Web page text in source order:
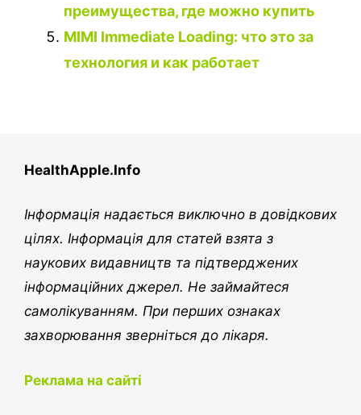
преимущества, где можно купить
MIMI Immediate Loading: что это за
технология и как работает
HealthApple.Info
Інформація надається виключно в довідкових
цілях. Інформація для статей взята з
наукових видавництв та підтверджених
інформаційних джерел. Не займайтеся
самолікуванням. При перших ознаках
захворювання зверніться до лікаря.
Реклама на сайті